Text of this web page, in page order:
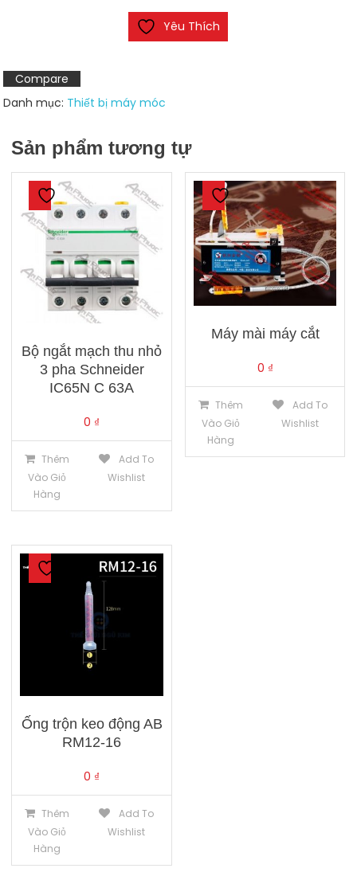
3
số
lượng
Yêu Thích
Compare
Danh mục: Thiết bị máy móc
Sản phẩm tương tự
Bộ ngắt mạch thu nhỏ
3 pha Schneider
IC65N C 63A
0 ₫
Thêm
Vào Giỏ
Hàng
Add To
Wishlist
Máy mài máy cắt
0 ₫
Thêm
Vào Giỏ
Hàng
Add To
Wishlist
Ống trộn keo động AB
RM12-16
0 ₫
Thêm
Vào Giỏ
Hàng
Add To
Wishlist